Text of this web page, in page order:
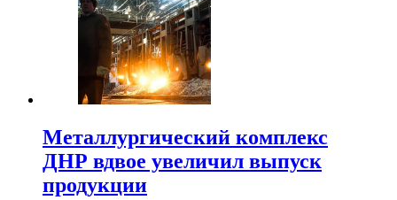
Металлургический комплекс
ДНР вдвое увеличил выпуск
продукции